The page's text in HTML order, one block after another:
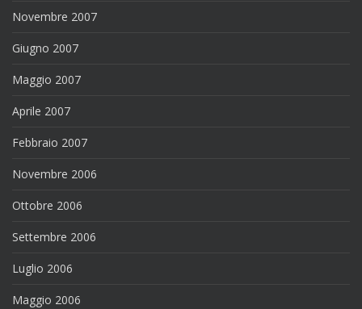
Novembre 2007
Giugno 2007
Maggio 2007
Aprile 2007
Febbraio 2007
Novembre 2006
Ottobre 2006
Settembre 2006
Luglio 2006
Maggio 2006